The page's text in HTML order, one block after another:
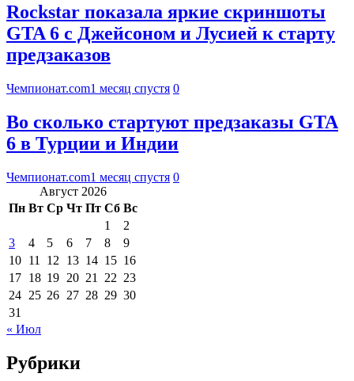
Rockstar показала яркие скриншоты
GTA 6 с Джейсоном и Лусией к старту
предзаказов
Чемпионат.com1 месяц спустя 0
Во сколько стартуют предзаказы GTA
6 в Турции и Индии
Чемпионат.com1 месяц спустя 0
Август 2026
Пн Вт Ср Чт Пт Сб Вс
1
2
3
4 5 6 7 8
9
10 11 12 13 14 15 16
17 18 19 20 21 22 23
24 25 26 27 28 29 30
31
« Июл
Рубрики